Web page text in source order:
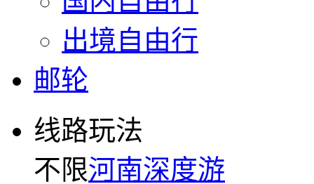
出境自由行
邮轮
线路玩法
不限河南深度游